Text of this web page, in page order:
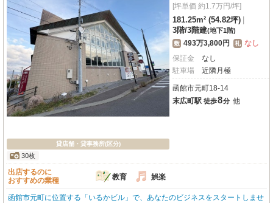
貸店舗・貸事務所(区分)
30枚
[坪単価 約1.7万円/坪]
181.25m² (54.82坪)
3階/3階建(地下1階)
敷 493万3,800円 礼 なし
保証金
なし
駐車場
近隣月極
函館市元町18-14
末広町駅 徒歩8分 他
出店するのに
おすすめの業種
教育 娯楽
函館市元町に位置する「いるかビル」で、あなたのビジネスをスタートしませ